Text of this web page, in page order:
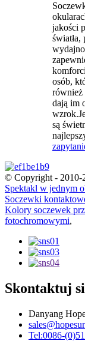
jakości
osób,
również
dają im
są
© Copyright - 2010-
Spektakl w jednym
Soczewki
Kolory soczewek
fotochromowymi,
Skontaktuj
Danyang
Tel:0086-